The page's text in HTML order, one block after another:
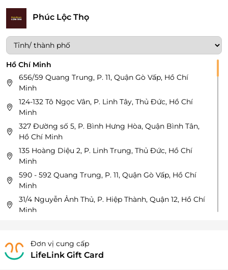
Phúc Lộc Thọ
Hồ Chí Minh
656/59 Quang Trung, P. 11, Quận Gò Vấp, Hồ Chí
Minh
124-132 Tô Ngọc Vân, P. Linh Tây, Thủ Đức, Hồ Chí
Minh
327 Đường số 5, P. Bình Hưng Hòa, Quận Bình Tân,
Hồ Chí Minh
135 Hoàng Diệu 2, P. Linh Trung, Thủ Đức, Hồ Chí
Minh
590 - 592 Quang Trung, P. 11, Quận Gò Vấp, Hồ Chí
Minh
31/4 Nguyễn Ảnh Thủ, P. Hiệp Thành, Quận 12, Hồ Chí
Minh
130 Bàu Cát, P. 14, Quận Tân Bình, Hồ Chí Minh
236 Đinh Tiên Hoàng, P. Đa Kao, Quận 1, Hồ Chí Minh
Đơn vị cung cấp
LifeLink Gift Card